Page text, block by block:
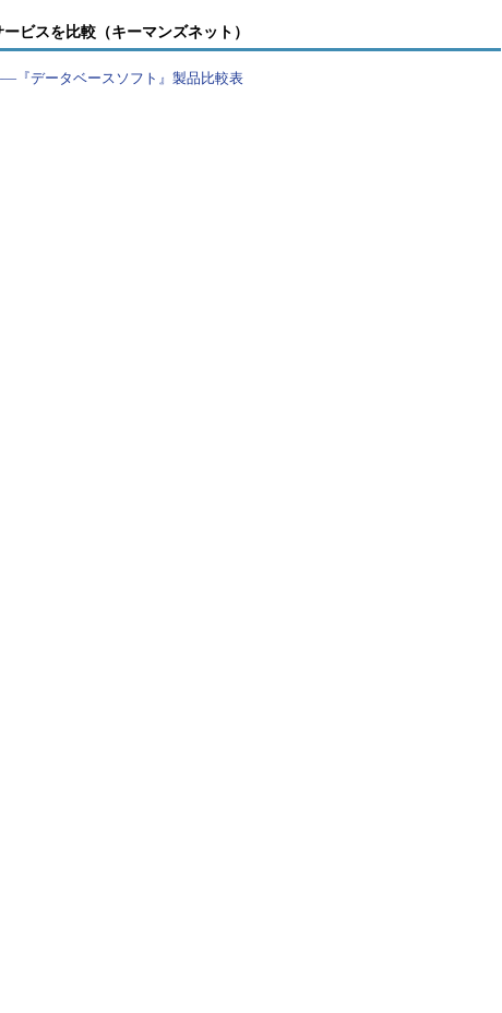
」はどのように決まるかというと、ここには2つの領域が
ビスを比較（キーマンズネット）
『データベースソフト』製品比較表